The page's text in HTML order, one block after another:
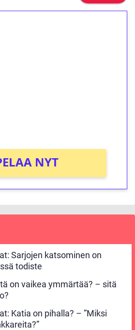
NYT
Sarjojen katsominen on
todiste
on vaikea ymmärtää? – sitä
Katia on pihalla? – ”Miksi